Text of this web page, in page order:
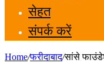
सेहत
संपर्क करें
Home/फरीदाबाद/सांसे